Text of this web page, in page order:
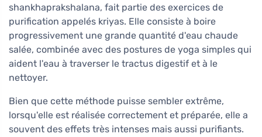
shankhaprakshalana, fait partie des exercices de
purification appelés kriyas. Elle consiste à boire
progressivement une grande quantité d'eau chaude
salée, combinée avec des postures de yoga simples qui
aident l'eau à traverser le tractus digestif et à le
nettoyer.
Bien que cette méthode puisse sembler extrême,
lorsqu'elle est réalisée correctement et préparée, elle a
souvent des effets très intenses mais aussi purifiants.